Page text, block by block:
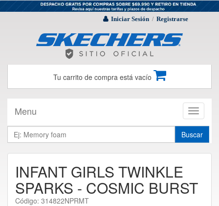
Iniciar Sesión / Registrarse
Tu carrito de compra está vacío
Toggle
Menu
Buscar
INFANT GIRLS TWINKLE
SPARKS - COSMIC BURST
Código: 314822NPRMT